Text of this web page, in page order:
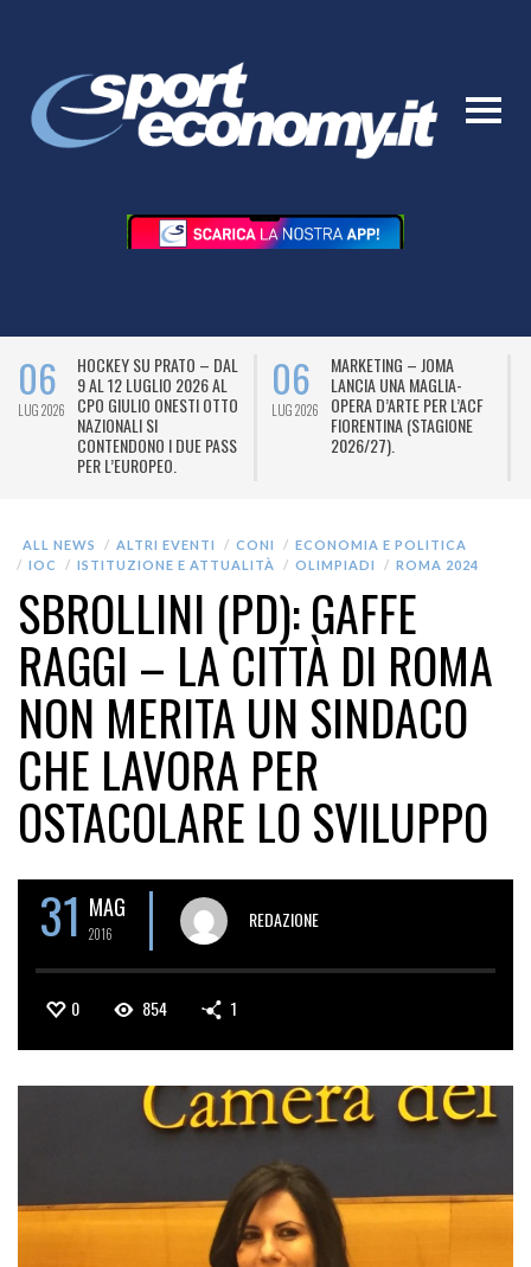
06
LUG 2026
HOCKEY SU PRATO – DAL
9 AL 12 LUGLIO 2026 AL
CPO GIULIO ONESTI OTTO
NAZIONALI SI
CONTENDONO I DUE PASS
PER L’EUROPEO.
06
LUG 2026
MARKETING – JOMA
LANCIA UNA MAGLIA-
OPERA D’ARTE PER L’ACF
FIORENTINA (STAGIONE
2026/27).
ALL NEWS ALTRI EVENTI CONI
ECONOMIA E POLITICA
IOC
ISTITUZIONE E ATTUALITÀ OLIMPIADI ROMA 2024
SBROLLINI (PD): GAFFE
RAGGI – LA CITTÀ DI ROMA
NON MERITA UN SINDACO
CHE LAVORA PER
OSTACOLARE LO SVILUPPO
31 MAG
2016
REDAZIONE
0 854 1